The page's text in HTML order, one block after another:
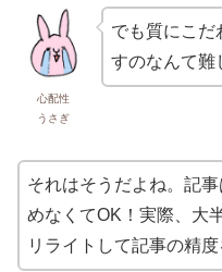
心配性
うさぎ
でも質にこだ
すのなんて
それはそうだよね。記
めなくてOK！実際、大
リライトして記事の精度